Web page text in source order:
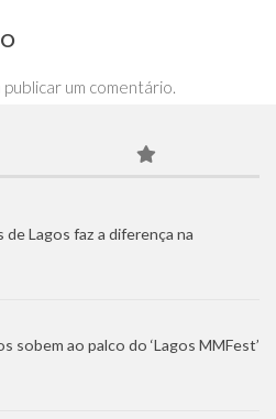
publicar um comentário.
Lagos faz a diferença na
sobem ao palco do ‘Lagos MMFest’